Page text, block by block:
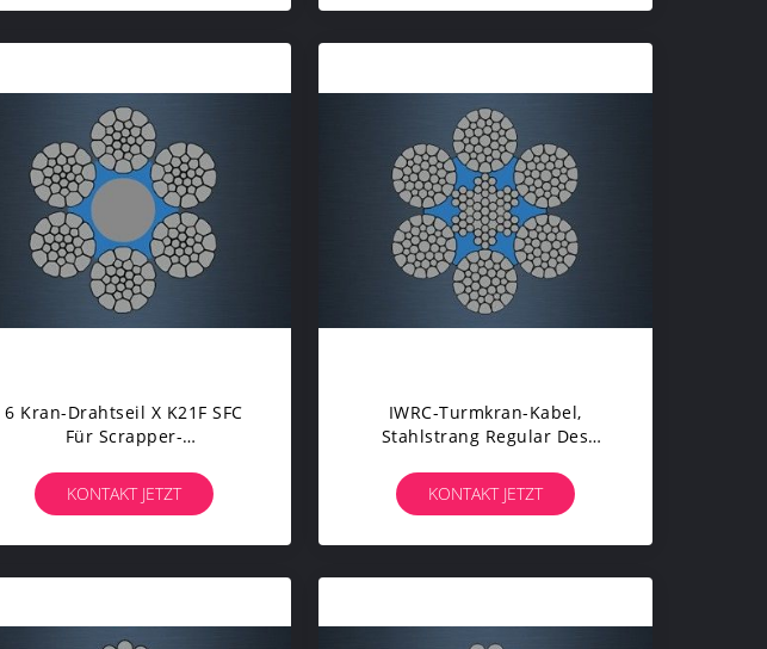
6 Kran-Drahtseil X K21F SFC
Für Scrapper-
KONTAKT JETZT
IWRC-Turmkran-Kabel,
Stahlstrang Regular Des
Drehbohrgerät
KONTAKT JETZT